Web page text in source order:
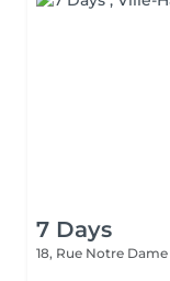
7 Days
18, Rue Notre Dame